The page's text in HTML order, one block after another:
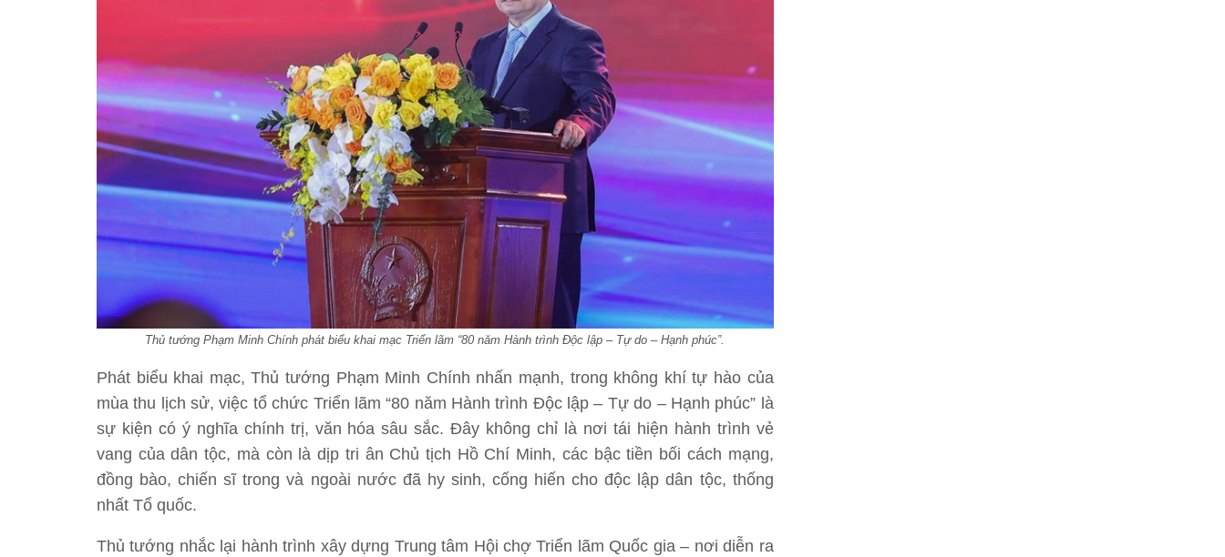
Thủ tướng Phạm Minh Chính phát biểu khai mạc Triển lãm “80 năm Hành trình Độc lập – Tự do – Hạnh phúc”.
Phát biểu khai mạc, Thủ tướng Phạm Minh Chính nhấn mạnh, trong không khí tự hào của
mùa thu lịch sử, việc tổ chức Triển lãm “80 năm Hành trình Độc lập – Tự do – Hạnh phúc” là
sự kiện có ý nghĩa chính trị, văn hóa sâu sắc. Đây không chỉ là nơi tái hiện hành trình vẻ
vang của dân tộc, mà còn là dịp tri ân Chủ tịch Hồ Chí Minh, các bậc tiền bối cách mạng,
đồng bào, chiến sĩ trong và ngoài nước đã hy sinh, cống hiến cho độc lập dân tộc, thống
nhất Tổ quốc.
Thủ tướng nhắc lại hành trình xây dựng Trung tâm Hội chợ Triển lãm Quốc gia – nơi diễn ra